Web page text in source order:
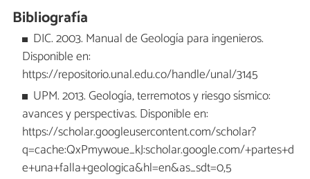
Bibliografía
DIC. 2003. Manual de Geología para ingenieros.
Disponible en:
https://repositorio.unal.edu.co/handle/unal/3145
UPM. 2013. Geología, terremotos y riesgo sísmico:
avances y perspectivas. Disponible en:
https://scholar.googleusercontent.com/scholar?
q=cache:QxPmywoue_kJ:scholar.google.com/+partes+d
e+una+falla+geologica&hl=en&as_sdt=0,5